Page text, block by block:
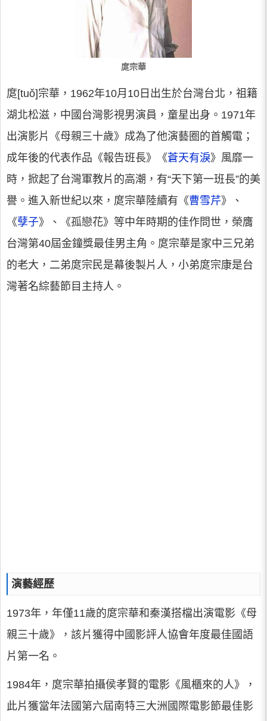
庹宗華
庹[tuǒ]宗華，1962年10月10日出生於台灣台北，祖籍
湖北松滋，中國台灣影視男演員，童星出身。1971年
出演影片《母親三十歲》成為了他演藝圈的首觸電；
成年後的代表作品《報告班長》《蒼天有淚》風靡一
時，掀起了台灣軍教片的高潮，有“天下第一班長”的美
譽。進入新世紀以來，庹宗華陸續有《曹雪芹》、
《孽子》、《孤戀花》等中年時期的佳作問世，榮膺
台灣第40屆金鐘獎最佳男主角。庹宗華是家中三兄弟
的老大，二弟庹宗民是幕後製片人，小弟庹宗康是台
灣著名綜藝節目主持人。
演藝經歷
1973年，年僅11歲的庹宗華和秦漢搭檔出演電影《母
親三十歲》，該片獲得中國影評人協會年度最佳國語
片第一名。
1984年，庹宗華拍攝侯孝賢的電影《風櫃來的人》，
此片獲當年法國第六屆南特三大洲國際電影節最佳影